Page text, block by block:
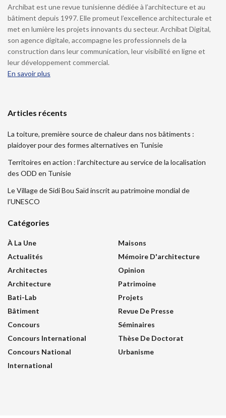
Archibat est une revue tunisienne dédiée à l’architecture et au
bâtiment depuis 1997. Elle promeut l’excellence architecturale et
met en lumière les projets innovants du secteur. Archibat Digital,
son agence digitale, accompagne les professionnels de la
construction dans leur communication, leur visibilité en ligne et
leur développement commercial.
En savoir plus
Articles récents
La toiture, première source de chaleur dans nos bâtiments :
plaidoyer pour des formes alternatives en Tunisie
Territoires en action : l’architecture au service de la localisation
des ODD en Tunisie
Le Village de Sidi Bou Saïd inscrit au patrimoine mondial de
l’UNESCO
Catégories
À La Une
Actualités
Architectes
Architecture
Bati-Lab
Bâtiment
Concours
Concours International
Concours National
International
Maisons
Mémoire D'architecture
Opinion
Patrimoine
Projets
Revue De Presse
Séminaires
Thèse De Doctorat
Urbanisme